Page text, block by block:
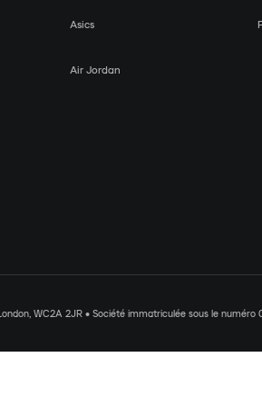
Asics
Air Jordan
WC2A 2JR • Société immatriculée sous le numéro